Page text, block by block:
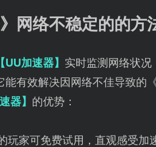
网络不稳定的的方
【UU加速器】 实时监测网络状
能有效解决因网络不佳导致的
器】 的优势：
玩家可免费试用，直观感受加